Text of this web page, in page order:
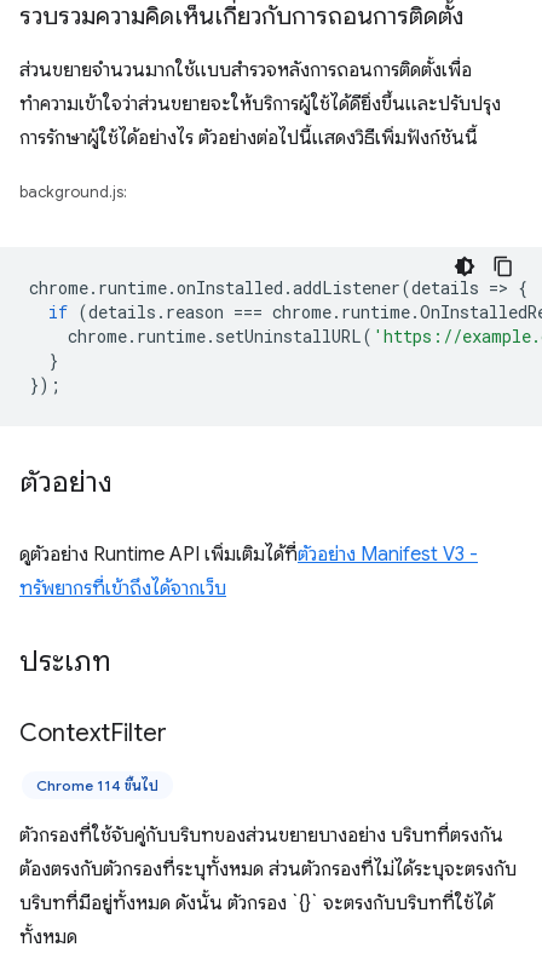
รวบรวมความคิดเห็นเกี่ยวกับการถอนการติดตั้ง
ส่วนขยายจำนวนมากใช้แบบสำรวจหลังการถอนการติดตั้งเพื่อ
ทำความเข้าใจว่าส่วนขยายจะให้บริการผู้ใช้ได้ดียิ่งขึ้นและปรับปรุง
การรักษาผู้ใช้ได้อย่างไร ตัวอย่างต่อไปนี้แสดงวิธีเพิ่มฟังก์ชันนี้
background.js:
chrome. runtime.onInstalled .addListener(details => {
if (details . reason === chrome. runtime.
chrome. runtime. setUninstallURL( 'https://
}
});
ตัวอย่าง
ดูตัวอย่าง Runtime API เพิ่มเติมได้ที่ตัวอย่าง Manifest V3 -
ทรัพยากรที่เข้าถึงได้จากเว็บ
ประเภท
ContextFilter
Chrome 114 ขึ้นไป
ตัวกรองที่ใช้จับคู่กับบริบทของส่วนขยายบางอย่าง บริบทที่ตรงกัน
ต้องตรงกับตัวกรองที่ระบุทั้งหมด ส่วนตัวกรองที่ไม่ได้ระบุจะตรงกับ
บริบทที่มีอยู่ทั้งหมด ดังนั้น ตัวกรอง `{}` จะตรงกับบริบทที่ใช้ได้
ทั้งหมด